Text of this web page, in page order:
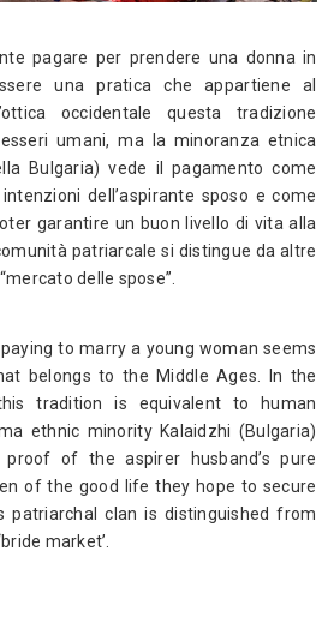
pagare per prendere una donna in
una pratica che appartiene al
occidentale questa tradizione
umani, ma la minoranza etnica
Bulgaria) vede il pagamento come
dell’aspirante sposo e come
garantire un buon livello di vita alla
patriarcale si distingue da altre
delle spose”.
to marry a young woman seems
belongs to the Middle Ages. In the
tradition is equivalent to human
ethnic minority Kalaidzhi (Bulgaria)
of the aspirer husband’s pure
of the good life they hope to secure
patriarchal clan is distinguished from
market’.